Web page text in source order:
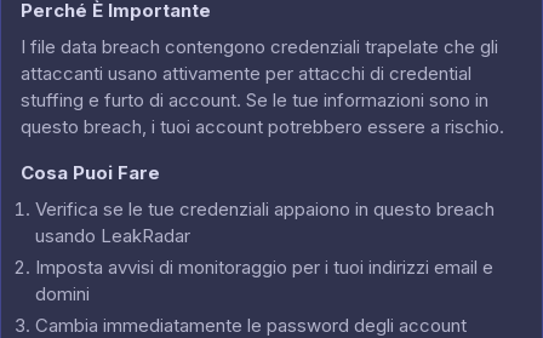
Perché È Importante
I file data breach contengono credenziali trapelate che gli
attaccanti usano attivamente per attacchi di credential
stuffing e furto di account. Se le tue informazioni sono in
questo breach, i tuoi account potrebbero essere a rischio.
Cosa Puoi Fare
Verifica se le tue credenziali appaiono in questo breach
usando LeakRadar
Imposta avvisi di monitoraggio per i tuoi indirizzi email e
domini
Cambia immediatamente le password degli account